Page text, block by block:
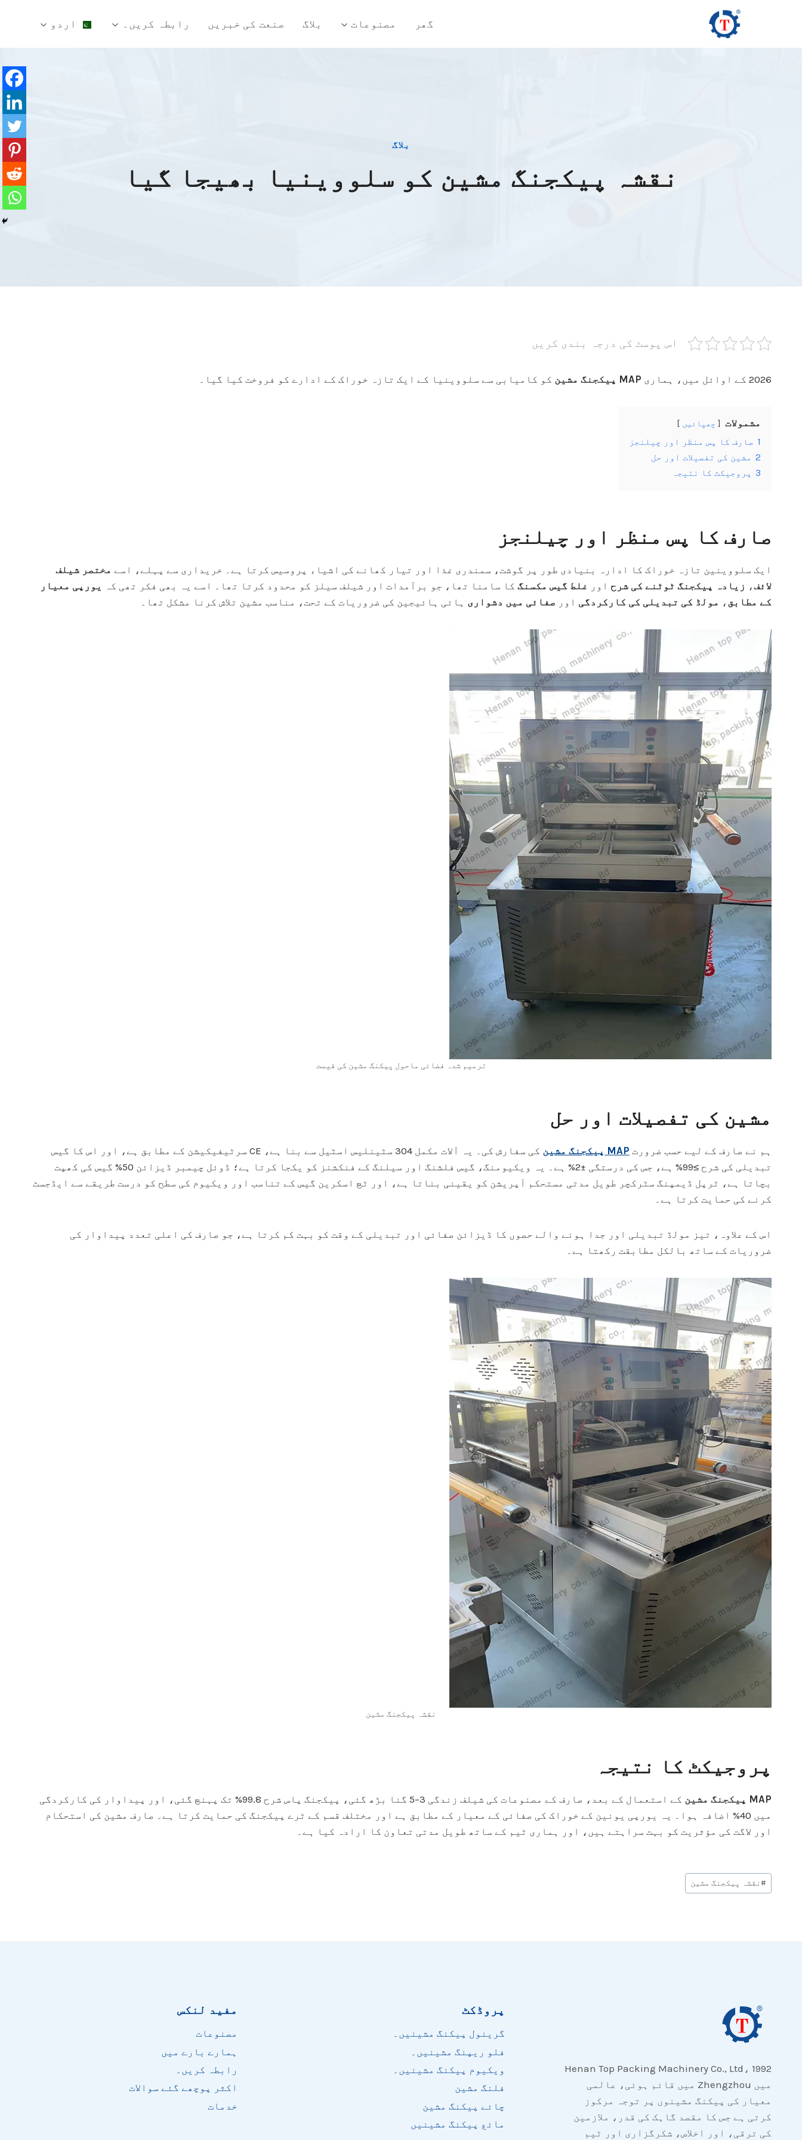
گھر مصنوعات بلاگ صنعت کی خبریں رابطہ کریں۔ اردو
بلاگ
نقشہ پیکجنگ مشین کو سلووینیا بھیجا گیا
اس پوسٹ کی درجہ بندی کریں
2026 کے اوائل میں، ہماری MAP پیکجنگ مشین کو کامیابی سے سلووینیا کے ایک تازہ خوراک کے ادارے کو فروخت کیا گیا۔
مشمولات چھپائیں
1 صارف کا پس منظر اور چیلنجز
2 مشین کی تفصیلات اور حل
3
پروجیکٹ کا نتیجہ
صارف کا پس منظر اور چیلنجز
ایک سلووینین تازہ خوراک کا ادارہ بنیادی طور پر گوشت، سمندری غذا اور تیار کھانے کی اشیاء پروسیس کرتا ہے۔ خریداری سے پہلے، اسے مختصر شیلف
لائف، زیادہ پیکجنگ ٹوٹنے کی شرح اور غلط گیس مکسنگ کا سامنا تھا، جو برآمدات اور شیلف سیلز کو محدود کرتا تھا۔ اسے یہ بھی فکر تھی کہ یورپی معیار
کے مطابق ، مولڈ کی تبدیلی کی کارکردگی اور صفائی میں دشواری ہائی ہائیجین کی ضروریات کے تحت، مناسب مشین تلاش کرنا مشکل تھا۔
ترمیم شدہ فضائی ماحول پیکنگ مشین کی قیمت
مشین کی تفصیلات اور حل
ہم نے صارف کے لیے حسب ضرورت MAP پیکجنگ مشین
کی سفارش کی۔ یہ آلات مکمل 304 سٹینلیس اسٹیل سے بنا ہے، CE سرٹیفیکیشن کے مطابق ہے، اور اس کا گیس
تبدیلی کی شرح ≥99% ہے، جس کی درستگی ±2% ہے۔ یہ ویکیومنگ، گیس فلشنگ اور سیلنگ کے فنکشنز کو یکجا کرتا ہے؛ ڈوئل چیمبر ڈیزائن 50% گیس کی کھپت
بچاتا ہے، ٹرپل ڈیمپنگ سٹرکچر طویل مدتی مستحکم آپریشن کو یقینی بناتا ہے، اور ٹچ اسکرین گیس کے تناسب اور ویکیوم کی سطح کو درست طریقے سے ایڈجسٹ
کرنے کی حمایت کرتا ہے۔
اس کے علاوہ، تیز مولڈ تبدیلی اور جدا ہونے والے حصوں کا ڈیزائن صفائی اور تبدیلی کے وقت کو بہت کم کرتا ہے، جو صارف کی اعلی تعدد پیداوار کی
ضروریات کے ساتھ بالکل مطابقت رکھتا ہے۔
نقشہ پیکجنگ مشین
پروجیکٹ کا نتیجہ
MAP پیکجنگ مشین
کے استعمال کے بعد، صارف کے مصنوعات کی شیلف زندگی 3–5 گنا بڑھ گئی، پیکجنگ پاس شرح 99.8% تک پہنچ گئی، اور پیداوار کی کارکردگی
میں 40% اضافہ ہوا۔ یہ یورپی یونین کے خوراک کی صفائی کے معیار کے مطابق ہے اور مختلف قسم کے ٹرے پیکجنگ کی حمایت کرتا ہے۔ صارف مشین کی استحکام
اور لاگت کی مؤثریت کو بہت سراہتے ہیں، اور ہماری ٹیم کے ساتھ طویل مدتی تعاون کا ارادہ کیا ہے۔
Post
Tags:
# نقشہ پیکجنگ مشین
Henan Top Packing Machinery Co., Ltd، 1992
میں Zhengzhou میں قائم ہوئی، عالمی
معیار کی پیکنگ مشینوں پر توجہ مرکوز
کرتی ہے جس کا مقصد گاہک کی قدر، ملازمین
کی ترقی، اور اخلاص، شکرگزاری اور ٹیم
پروڈکٹ
گرینول پیکنگ مشینیں۔
فلو ریپنگ مشینیں۔
ویکیوم پیکنگ مشینیں۔
فلنگ مشین
چائے پیکنگ مشین
مائع پیکنگ مشینیں
مفید لنکس
مصنوعات
ہمارے بارے میں
رابطہ کریں۔
اکثر پوچھے گئے سوالات
خدمات